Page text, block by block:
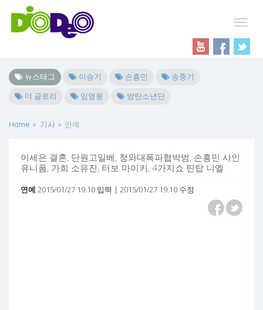
뉴스태그 이승기 손흥민
송중기
더 글로리
임영웅 방탄소년단
Home 기사 연예
이세은 결혼, 단원고일베, 청와대폭파협박범, 손흥민 사인
유니폼, 가희 소유진, 터보 마이키, 4가지쇼 틴탑 니엘
연예 2015/01/27 19:10 입력 | 2015/01/27 19:10 수정